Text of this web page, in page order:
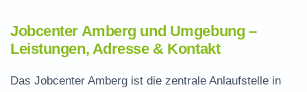
Jobcenter Amberg und Umgebung –
Leistungen, Adresse & Kontakt
Das Jobcenter Amberg ist die zentrale Anlaufstelle in